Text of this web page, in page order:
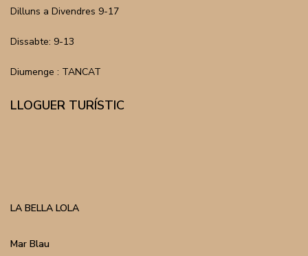
Dilluns a Divendres 9-17
Dissabte: 9-13
Diumenge : TANCAT
LLOGUER TURÍSTIC
LA BELLA LOLA
Mar Blau